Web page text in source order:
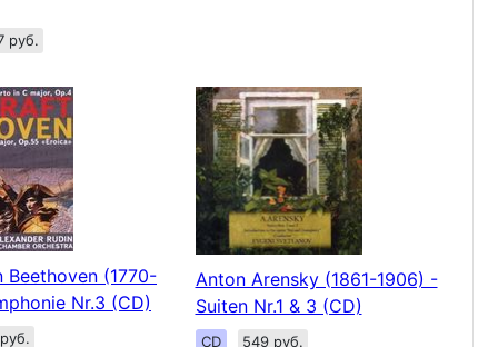
руб.
Beethoven (1770-
Nr.3 (CD)
Anton Arensky (1861-1906) -
Suiten Nr.1 & 3 (CD)
CD 549 руб.